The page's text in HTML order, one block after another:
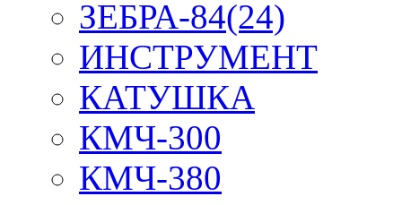
ЗЕБРА-84(24)
ИНСТРУМЕНТ
КАТУШКА
КМЧ-300
КМЧ-380